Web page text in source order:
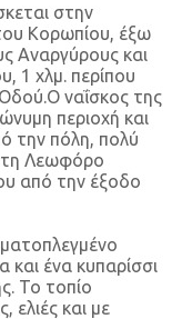
στην
Κορωπίου, έξω
Αναργύρους και
1 χλμ. περίπου
ναΐσκος της
περιοχή και
την πόλη, πολύ
Λεωφόρο
από την έξοδο
και ένα κυπαρίσσι
Το τοπίο
ελιές και με